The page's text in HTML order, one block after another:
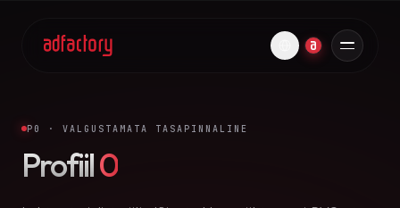
P0 · VALGUSTAMATA TASAPINNALINE
Profiil0